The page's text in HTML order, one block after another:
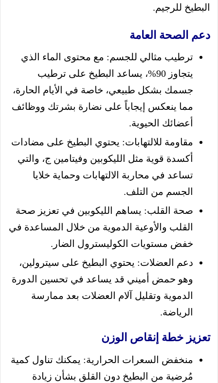
البطيخ للرجيم.
دعم الصحة العامة
ترطيب مثالي للجسم: مع محتوى الماء الذي
يتجاوز 90%، يساعد البطيخ على ترطيب
جسمك بشكل طبيعي، خاصة في الأيام الحارة،
مما ينعكس إيجاباً على نضارة بشرتك ووظائف
أعضائك الحيوية.
مقاومة للالتهابات: يحتوي البطيخ على مضادات
أكسدة قوية مثل الليكوبين وفيتامين ج، والتي
تساعد في محاربة الالتهابات وحماية خلايا
الجسم من التلف.
صحة القلب: يساهم الليكوبين في تعزيز صحة
القلب والأوعية الدموية من خلال المساعدة في
خفض مستويات الكوليسترول الضار.
دعم العضلات: يحتوي البطيخ على سيترولين،
وهو حمض أميني قد يساعد في تحسين الدورة
الدموية وتقليل آلام العضلات بعد ممارسة
الرياضة.
تعزيز خطة إنقاص الوزن
منخفض السعرات الحرارية: يمكنك تناول كمية
مُرضية من البطيخ دون القلق بشأن زيادة